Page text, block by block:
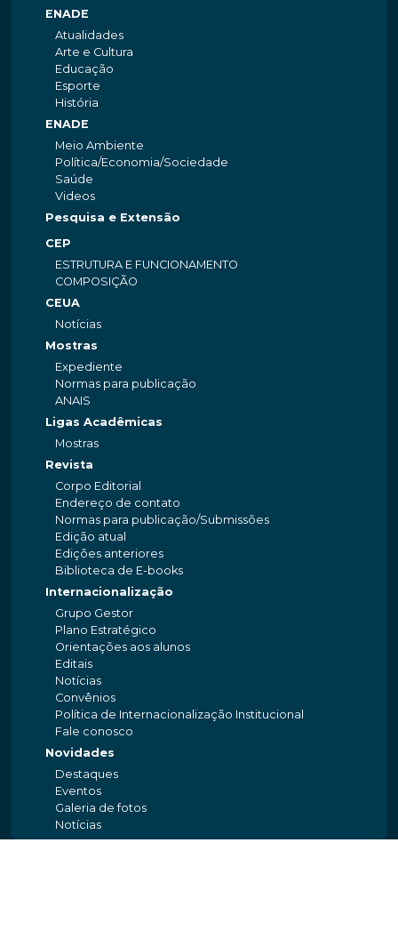
ENADE
Atualidades
Arte e Cultura
Educação
Esporte
História
ENADE
Meio Ambiente
Política/Economia/Sociedade
Saúde
Videos
Pesquisa e Extensão
CEP
ESTRUTURA E FUNCIONAMENTO
COMPOSIÇÃO
CEUA
Notícias
Mostras
Expediente
Normas para publicação
ANAIS
Ligas Acadêmicas
Mostras
Revista
Corpo Editorial
Endereço de contato
Normas para publicação/Submissões
Edição atual
Edições anteriores
Biblioteca de E-books
Internacionalização
Grupo Gestor
Plano Estratégico
Orientações aos alunos
Editais
Notícias
Convênios
Política de Internacionalização Institucional
Fale conosco
Novidades
Destaques
Eventos
Galeria de fotos
Notícias